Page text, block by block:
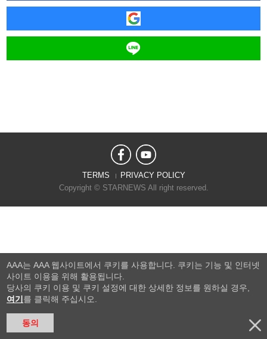
TERMS
PRIVACY POLICY
Copyright © STARNEWS All right reserved.
AAA는 AAA 웹사이트에서 쿠키를 사용합니다. 쿠키는 기능 및 인터넷
사이트 이용을 위해 활용됩니다.
당사의 쿠키 이용 및 쿠키 설정에 대한 상세한 정보를 원하실 경우,
여기 를 클릭해 주십시오.
동의